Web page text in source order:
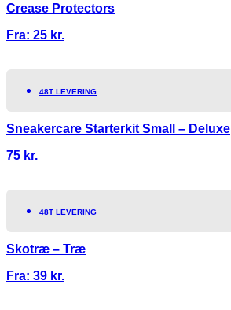
Crease Protectors
Fra: 25 kr.
48T LEVERING
Sneakercare Starterkit Small – Deluxe
75 kr.
48T LEVERING
Skotræ – Træ
Fra: 39 kr.